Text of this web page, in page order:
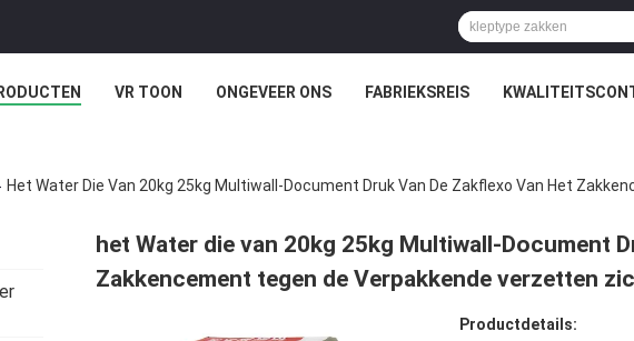
VR TOON ONGEVEER ONS FABRIEKSREIS
Het Water Die Van 20kg 25kg Multiwall-Document Druk Van De Zakflexo Van Het
het Water die van 20kg 25kg Multiwall-Document
Zakkencement tegen de Verpakkende verzetten
Productdetails: